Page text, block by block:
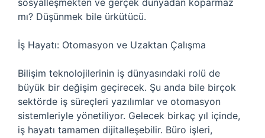
sosyalleşmekten ve gerçek dünyadan koparmaz
mı? Düşünmek bile ürkütücü.
İş Hayatı: Otomasyon ve Uzaktan Çalışma
Bilişim teknolojilerinin iş dünyasındaki rolü de
büyük bir değişim geçirecek. Şu anda bile birçok
sektörde iş süreçleri yazılımlar ve otomasyon
sistemleriyle yönetiliyor. Gelecek birkaç yıl içinde,
iş hayatı tamamen dijitalleşebilir. Büro işleri,